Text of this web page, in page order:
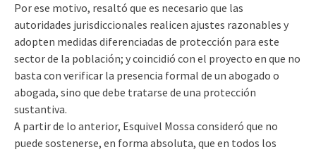
Por ese motivo, resaltó que es necesario que las
autoridades jurisdiccionales realicen ajustes razonables y
adopten medidas diferenciadas de protección para este
sector de la población; y coincidió con el proyecto en que no
basta con verificar la presencia formal de un abogado o
abogada, sino que debe tratarse de una protección
sustantiva.
A partir de lo anterior, Esquivel Mossa consideró que no
puede sostenerse, en forma absoluta, que en todos los